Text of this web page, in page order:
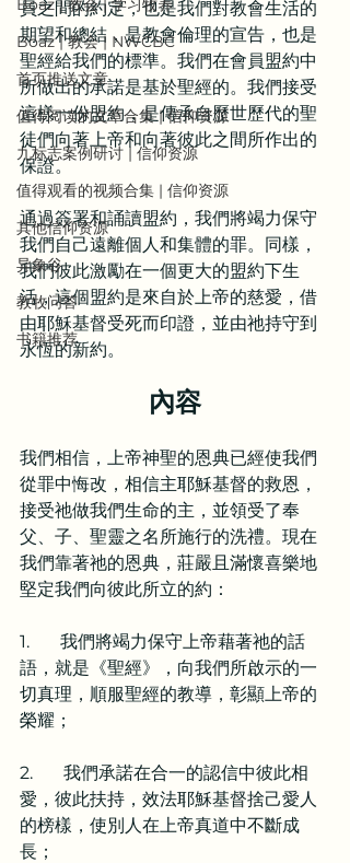
Boaz | 教会 | 学习牧养
Boaz | 教会 | NWCBC
首页推送文章
值得阅读的文章合集 | 信仰资源
九标志案例研讨 | 信仰资源
值得观看的视频合集 | 信仰资源
其他信仰资源
异象谷
教牧问答
书籍推荐
員之間的約定，也是我們對教會生活的
期望和總結，是教會倫理的宣告，也是
聖經給我們的標準。我們在會員盟約中
所做出的承諾是基於聖經的。我們接受
這樣一份盟約，是傳承自歷世歷代的聖
徒們向著上帝和向著彼此之間所作出的
保證。
通過簽署和誦讀盟約，我們將竭力保守
我們自己遠離個人和集體的罪。同樣，
我們彼此激勵在一個更大的盟約下生
活，這個盟約是來自於上帝的慈愛，借
由耶穌基督受死而印證，並由祂持守到
永恆的新約。
內容
我們相信，上帝神聖的恩典已經使我們
從罪中悔改，相信主耶穌基督的救恩，
接受祂做我們生命的主，並領受了奉
父、子、聖靈之名所施行的洗禮。現在
我們靠著祂的恩典，莊嚴且滿懷喜樂地
堅定我們向彼此所立的約：
1.       我們將竭力保守上帝藉著祂的話
語，就是《聖經》，向我們所啟示的一
切真理，順服聖經的教導，彰顯上帝的
榮耀；
2.       我們承諾在合一的認信中彼此相
愛，彼此扶持，效法耶穌基督捨己愛人
的榜樣，使別人在上帝真道中不斷成
長；